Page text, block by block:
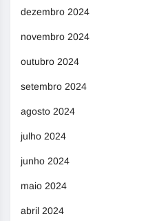
dezembro 2024
novembro 2024
outubro 2024
setembro 2024
agosto 2024
julho 2024
junho 2024
maio 2024
abril 2024